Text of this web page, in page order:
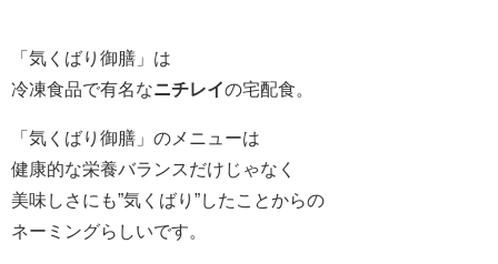
「気くばり御膳」は
冷凍食品で有名な ニチレイの宅配食。
「気くばり御膳」のメニューは
健康的な栄養バランスだけじゃなく
美味しさにも”気くばり”したことからの
ネーミングらしいです。